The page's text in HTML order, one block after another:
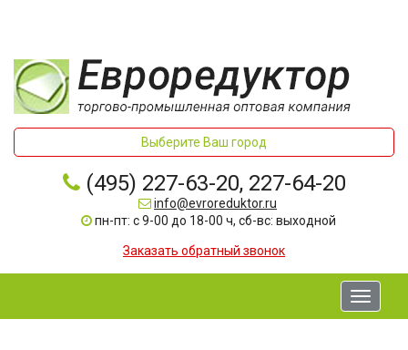
Выберите Ваш город
(495) 227-63-20, 227-64-20
info@evroreduktor.ru
пн-пт: с 9-00 до 18-00 ч, сб-вс: выходной
Заказать обратный звонок
Toggle